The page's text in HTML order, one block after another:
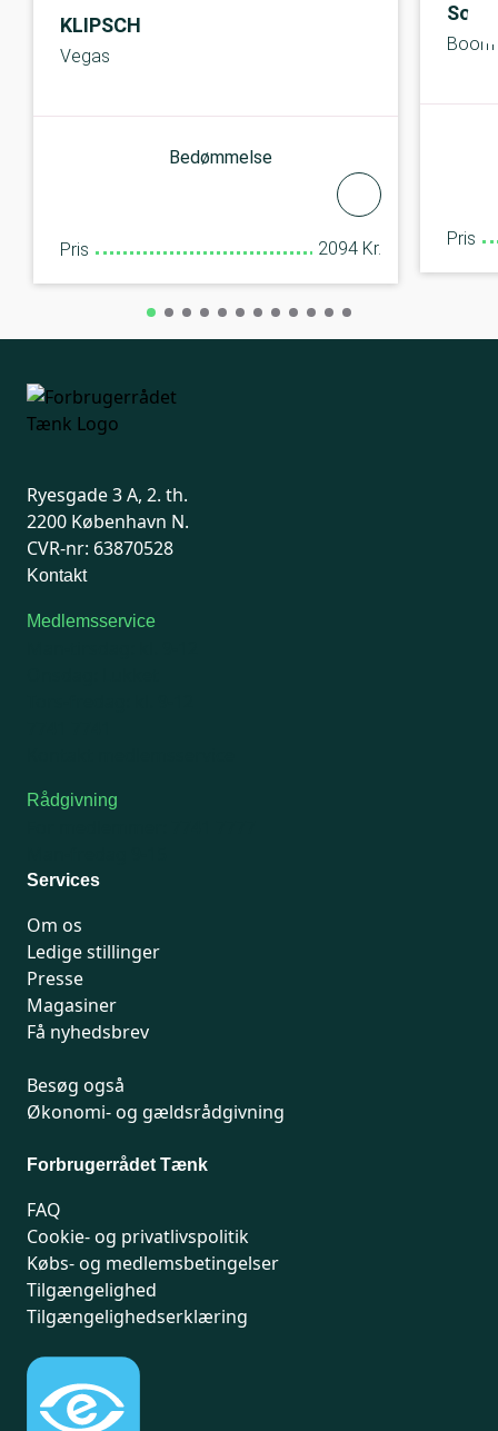
KLIPSCH
Vegas
Bedømmelse
Pris 2094 Kr. Pris
Ryesgade 3 A, 2. th.
2200 København N.
CVR-nr: 63870528
Kontakt
Medlemsservice
Rådgivning
Services
Om os
Ledige stillinger
Presse
Magasiner
Få nyhedsbrev
Besøg også
Økonomi- og gældsrådgivning
Forbrugerrådet Tænk
FAQ
Cookie- og privatlivspolitik
Købs- og medlemsbetingelser
Tilgængelighed
Tilgængelighedserklæring